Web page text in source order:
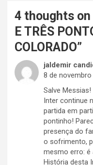
4 thoughts on
E TRÊS
COLORADO”
jaldemir
8 de novembro
Salve
Inter continue
partida em
pontinho!
presença do
o sofrimento,
mesmo erro: é
História desta